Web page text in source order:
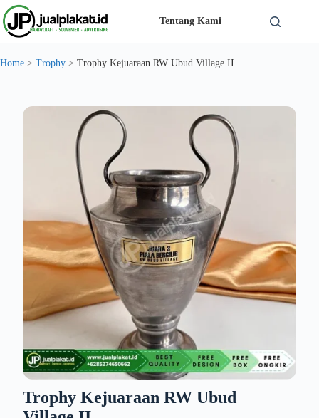
Skip
to
content
Solusi Custom Plakat Nomer 1 di Indonesia - jualplakat.id
Tentang Kami
Home > Trophy > Trophy Kejuaraan RW Ubud Village II
Trophy Kejuaraan RW Ubud